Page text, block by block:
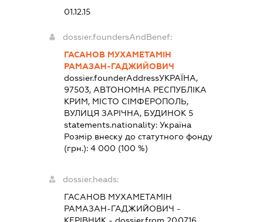
01.12.15
dossier.foundersAndBenef:
ГАСАНОВ МУХАМЕТАМІН
РАМАЗАН-ГАДЖИЙОВИЧ
dossier.founderAddressУКРАЇНА,
97503, АВТОНОМНА РЕСПУБЛІКА
КРИМ, МІСТО СІМФЕРОПОЛЬ,
ВУЛИЦЯ ЗАРІЧНА, БУДИНОК 5
statements.nationality:Україна
Розмір внеску до статутного фонду
(грн.):4 000 (100 %)
dossier.heads:
ГАСАНОВ МУХАМЕТАМІН
РАМАЗАН-ГАДЖИЙОВИЧ -